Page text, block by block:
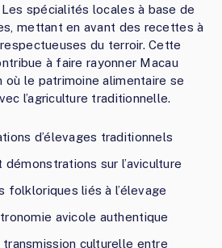
Les spécialités locales à base de
mettant en avant des recettes à
du terroir. Cette
à faire rayonner Macau
où le patrimoine alimentaire se
l’agriculture traditionnelle.
d’élevages traditionnels
sur l’aviculture
folkloriques liés à l’élevage
avicole authentique
culturelle entre